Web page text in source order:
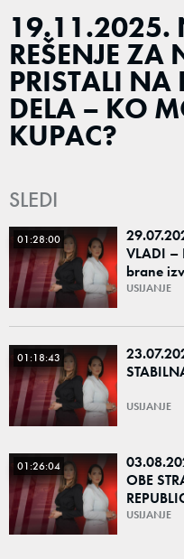
19.11.2025.
REŠENJE ZA
PRISTALI
DELA – KO
KUPAC?
SLEDI
01:28:00
VLADI –
brane
USIJANJE
01:18:43
USIJANJE
01:26:04
OBE
USIJANJE